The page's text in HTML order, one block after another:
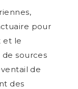
pour
et le
sources
de
des